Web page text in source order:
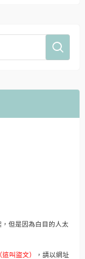
但是因為白目的人太
叫盜文） ，請以網址